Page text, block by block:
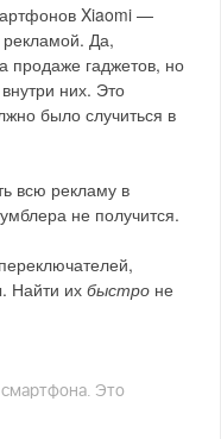
Xiaomi —
Да,
продаже гаджетов, но
них. Это
было случиться в
всю рекламу в
не получится.
Найти ихбыстро не
смартфона. Это